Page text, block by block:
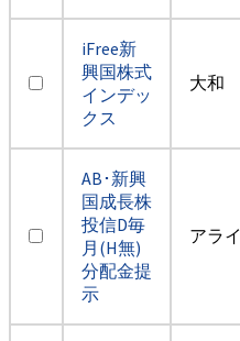
iFree新
興国株式
インデッ
クス
大和
AB･新興
国成長株
投信D毎
月(H無)
分配金提
示
アラ